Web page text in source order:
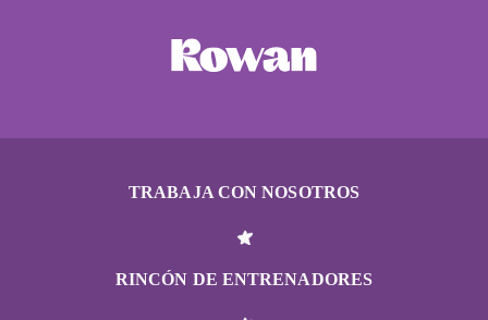
TRABAJA CON NOSOTROS
RINCÓN DE ENTRENADORES